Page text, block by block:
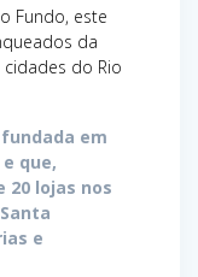
Fundo, este
da
cidades do Rio
em
que,
20 lojas nos
e